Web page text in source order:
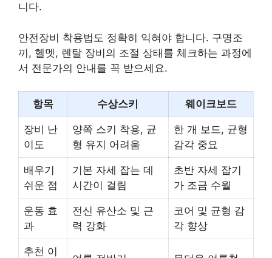
니다.
안전장비 착용법도 정확히 익혀야 합니다. 구명조
끼, 헬멧, 렌탈 장비의 조절 상태를 체크하는 과정에
서 전문가의 안내를 꼭 받으세요.
항목 수상스키 웨이크보드
장비 난
이도
양쪽 스키 착용, 균
형 유지 어려움
한 개 보드, 균형
감각 중요
배우기
쉬운 점
기본 자세 잡는 데
시간이 걸림
초반 자세 잡기
가 조금 수월
운동 효
과
전신 유산소 및 근
력 강화
코어 및 균형 감
각 향상
추천 이